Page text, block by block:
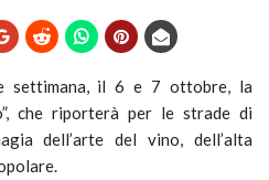
settimana, il 6 e 7 ottobre, la
che riporterà per le strade di
dell’arte del vino, dell’alta